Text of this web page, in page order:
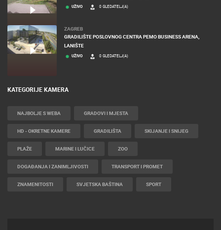
UŽIVO 0 GLEDATELJ(A)
ZAGREB
GRADILIŠTE POSLOVNOG CENTRA PEMO BUSINESS ARENA,
LANIŠTE
UŽIVO 0 GLEDATELJ(A)
KATEGORIJE KAMERA
NAJBOLJE S WEBA GRADOVI I MJESTA
HD - OKRETNE KAMERE GRADILIŠTA SKIJANJE I SNIJEG
PLAŽE MARINE I LUČICE ZOO
DOGAĐANJA I ZANIMLJIVOSTI TRANSPORT I PROMET
ZNAMENITOSTI SVJETSKA BAŠTINA SPORT